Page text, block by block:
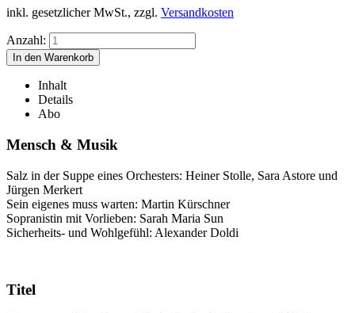
inkl. gesetzlicher MwSt., zzgl. Versandkosten
Anzahl:
Inhalt
Details
Abo
Mensch & Musik
Salz in der Suppe eines Orchesters: Heiner Stolle, Sara Astore und
Jürgen Merkert
Sein eigenes muss warten: Martin Kürschner
Sopranistin mit Vorlieben: Sarah Maria Sun
Sicherheits- und Wohlgefühl: Alexander Doldi
Titel